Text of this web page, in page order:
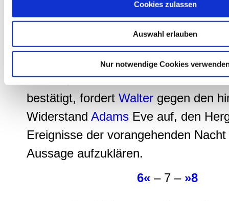
Cookies zulassen
Auswahl erlauben
Nur notwendige Cookies
können, weil dieser ihm Sandkörner
geworfen habe. Bei dessen Flucht
habe er ihm noch mit einem Schlag
eine Kopfwunde beigebracht. Da
besteht, dassEvenoch einmal ihre
bestätigt, fordert Walter gegen den
Widerstand Adams Eve auf, den
Ereignisse der vorangehenden
Aussage aufzuklären.
6«– 7 – »8